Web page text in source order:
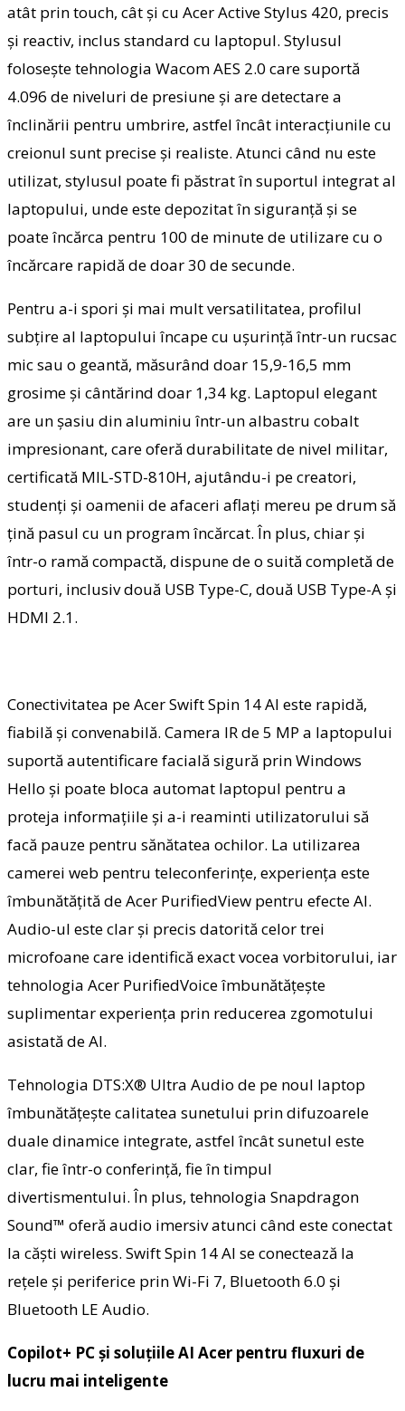
atât prin touch, cât și cu Acer Active Stylus 420, precis
și reactiv, inclus standard cu laptopul. Stylusul
folosește tehnologia Wacom AES 2.0 care suportă
4.096 de niveluri de presiune și are detectare a
înclinării pentru umbrire, astfel încât interacțiunile cu
creionul sunt precise și realiste. Atunci când nu este
utilizat, stylusul poate fi păstrat în suportul integrat al
laptopului, unde este depozitat în siguranță și se
poate încărca pentru 100 de minute de utilizare cu o
încărcare rapidă de doar 30 de secunde.
Pentru a-i spori și mai mult versatilitatea, profilul
subțire al laptopului încape cu ușurință într-un rucsac
mic sau o geantă, măsurând doar 15,9-16,5 mm
grosime și cântărind doar 1,34 kg. Laptopul elegant
are un șasiu din aluminiu într-un albastru cobalt
impresionant, care oferă durabilitate de nivel militar,
certificată MIL-STD-810H, ajutându-i pe creatori,
studenți și oamenii de afaceri aflați mereu pe drum să
țină pasul cu un program încărcat. În plus, chiar și
într-o ramă compactă, dispune de o suită completă de
porturi, inclusiv două USB Type-C, două USB Type-A și
HDMI 2.1.
Conectivitatea pe Acer Swift Spin 14 AI este rapidă,
fiabilă și convenabilă. Camera IR de 5 MP a laptopului
suportă autentificare facială sigură prin Windows
Hello și poate bloca automat laptopul pentru a
proteja informațiile și a-i reaminti utilizatorului să
facă pauze pentru sănătatea ochilor. La utilizarea
camerei web pentru teleconferințe, experiența este
îmbunătățită de Acer PurifiedView pentru efecte AI.
Audio-ul este clar și precis datorită celor trei
microfoane care identifică exact vocea vorbitorului, iar
tehnologia Acer PurifiedVoice îmbunătățește
suplimentar experiența prin reducerea zgomotului
asistată de AI.
Tehnologia DTS:X® Ultra Audio de pe noul laptop
îmbunătățește calitatea sunetului prin difuzoarele
duale dinamice integrate, astfel încât sunetul este
clar, fie într-o conferință, fie în timpul
divertismentului. În plus, tehnologia Snapdragon
Sound™ oferă audio imersiv atunci când este conectat
la căști wireless. Swift Spin 14 AI se conectează la
rețele și periferice prin Wi-Fi 7, Bluetooth 6.0 și
Bluetooth LE Audio.
Copilot+ PC și soluțiile AI Acer pentru fluxuri de
lucru mai inteligente